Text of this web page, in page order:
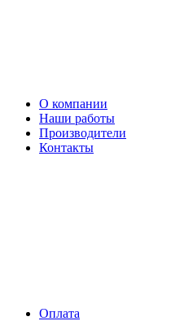
О компании
Наши работы
Производители
Контакты
Оплата